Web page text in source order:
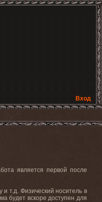
Вход
является первой после
т.д. Физический носитель в
будет вскоре доступен для